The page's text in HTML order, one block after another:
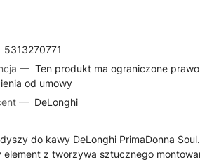
5313270771
— Ten produkt ma ograniczone prawo
od umowy
— DeLonghi
dyszy do kawy DeLonghi PrimaDonna Soul.
element z tworzywa sztucznego